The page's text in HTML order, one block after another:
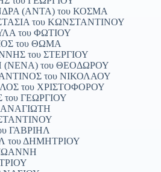
(ΑΝΤΑ) του ΚΟΣΜΑ
του ΚΩΝΣΤΑΝΤΙΝΟΥ
του ΦΩΤΙΟΥ
του ΘΩΜΑ
του ΣΤΕΡΓΙΟΥ
του ΘΕΟΔΩΡΟΥ
του ΝΙΚΟΛΑΟΥ
του ΧΡΙΣΤΟΦΟΡΟΥ
ΓΕΩΡΓΙΟΥ
ΓΑΒΡΙΗΛ
ΔΗΜΗΤΡΙΟΥ